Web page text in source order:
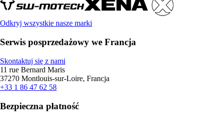
Odkryj wszystkie nasze marki
Serwis posprzedażowy we Francja
Skontaktuj się z nami
11 rue Bernard Maris
37270 Montlouis-sur-Loire, Francja
+33 1 86 47 62 58
Bezpieczna płatność